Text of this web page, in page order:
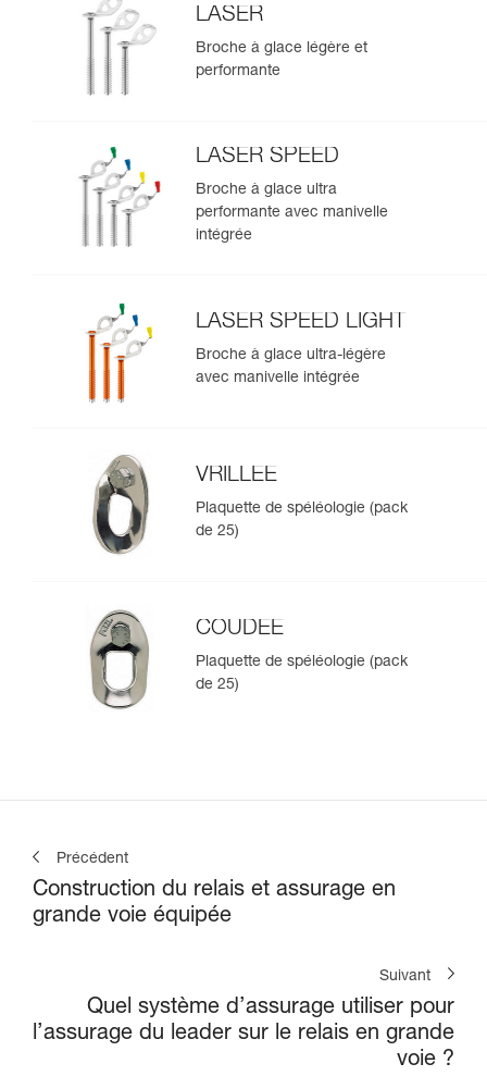
LASER
Broche à glace légère et
performante
LASER SPEED
Broche à glace ultra
performante avec manivelle
intégrée
LASER SPEED LIGHT
Broche à glace ultra-légère
avec manivelle intégrée
VRILLEE
Plaquette de spéléologie (pack
de 25)
COUDEE
Plaquette de spéléologie (pack
de 25)
Précédent
Construction du relais et assurage en
grande voie équipée
Suivant
Quel système d’assurage utiliser pour
l’assurage du leader sur le relais en grande
voie ?